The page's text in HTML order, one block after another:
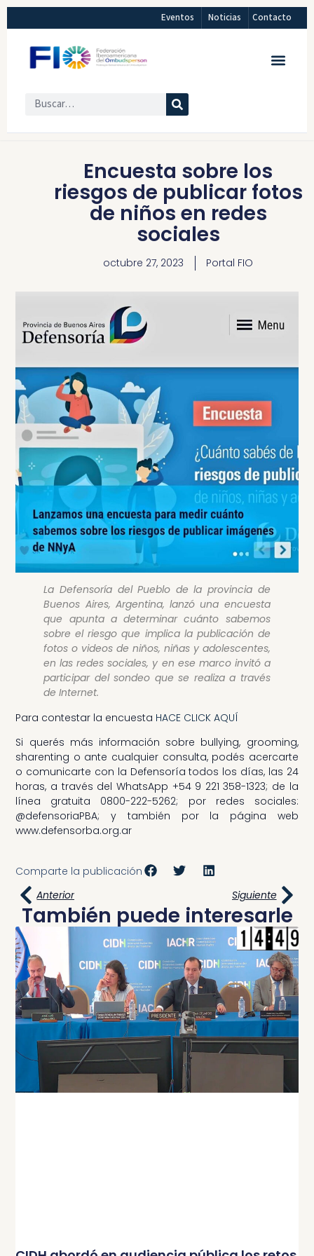
Eventos Noticias Contacto
Encuesta sobre los
riesgos de publicar fotos
de niños en redes
sociales
octubre 27, 2023 Portal FIO
La Defensoría del Pueblo de la provincia de
Buenos Aires, Argentina, lanzó una encuesta
que apunta a determinar cuánto sabemos
sobre el riesgo que implica la publicación de
fotos o videos de niños, niñas y adolescentes,
en las redes sociales, y en ese marco invitó a
participar del sondeo que se realiza a través
de Internet.
Para contestar la encuesta HACE CLICK AQUÍ
Si querés más información sobre bullying, grooming,
sharenting o ante cualquier consulta, podés acercarte
o comunicarte con la Defensoría todos los días, las 24
horas, a través del WhatsApp +54 9 221 358-1323; de la
línea gratuita 0800-222-5262; por redes sociales:
@defensoriaPBA; y también por la página web
www.defensorba.org.ar
Comparte la publicación
Anterior
Siguiente
También puede interesarle